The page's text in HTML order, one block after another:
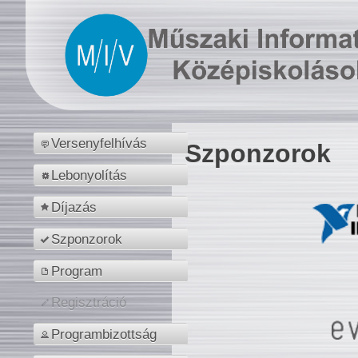
Versenyfelhívás
Lebonyolítás
Díjazás
Szponzorok
Program
Regisztráció
Programbizottság
Szponzorok